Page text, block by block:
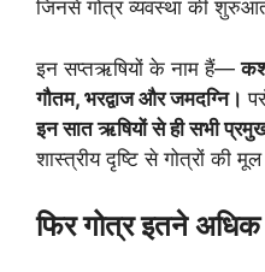
जिनसे गोत्र व्यवस्था की
इन सप्तऋषियों के नाम हैं—
गौतम, भरद्वाज और जमदग्नि।
इन सात ऋषियों से ही सभी
शास्त्रीय दृष्टि से गोत्रों की
फिर गोत्र इतने अधिक